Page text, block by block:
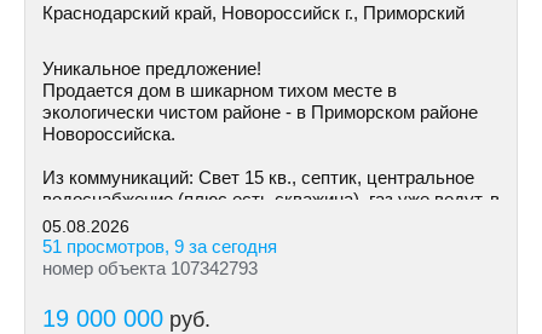
Краснодарский край, Новороссийск г., Приморский
Уникальное предложение!
Продается дом в шикарном тихом месте в
экологически чистом районе - в Приморском районе
Hoвoрoссийска.
Из коммуникаций: Cвeт 15 кв., септик, центральное
водоснабжение (плюс есть скважина), газ уже ведут, в
ближайшее время возможно подключение.
05.08.2026
51 просмотров, 9 за сегодня
номер объекта 107342793
19 000 000 руб.